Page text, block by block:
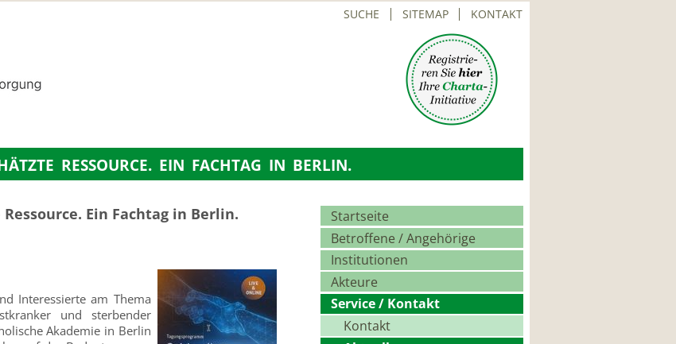
SUCHE SITEMAP KONTAKT
RESSOURCE. EIN FACHTAG IN BERLIN.
Ein Fachtag in Berlin.
Interessierte am Thema
und sterbender
Akademie in Berlin
Navigation
überspringen
Startseite
Betroffene / Angehörige
Institutionen
Akteure
Service / Kontakt
Kontakt